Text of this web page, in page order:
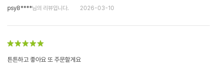
psy8****님의 리뷰입니다. 2026-03-10
튼튼하고 좋아요 또 주문할게요